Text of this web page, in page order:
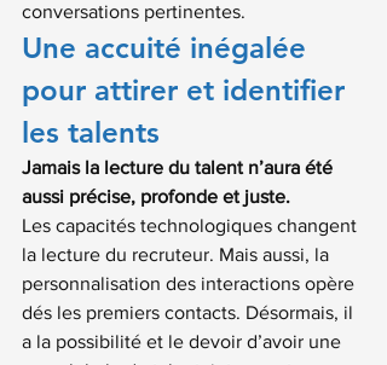
conversations pertinentes.
Une accuité inégalée
pour attirer et identifier
les talents
Jamais la lecture du talent n’aura été
aussi précise, profonde et juste.
Les capacités technologiques changent
la lecture du recruteur. Mais aussi, la
personnalisation des interactions opère
dés les premiers contacts. Désormais, il
a la possibilité et le devoir d’avoir une